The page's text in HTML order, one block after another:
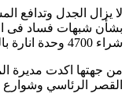
لا يزال الجدل وتدافع
شراء 4700 وحدة انارة بالطاقة الشمسية (عمود + البطارية + مصباح واحد) لغرض وضعها فى شوارع نواكشوط.
القصر الرئاسي وشوارع فى المدينة”. مضيفة انها أقامت 6 أشهر فى